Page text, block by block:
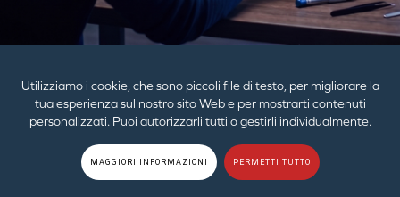
Utilizziamo i cookie, che sono piccoli file di testo, per migliorare la
tua esperienza sul nostro sito Web e per mostrarti contenuti
personalizzati. Puoi autorizzarli tutti o gestirli individualmente.
MAGGIORI INFORMAZIONI PERMETTI TUTTO
AZIENDA
Creative Technology Ltd. Tutti i diritti riservati. Politica sulla privacy
EU GDPR
Termini di utilizzo Mappa del sito